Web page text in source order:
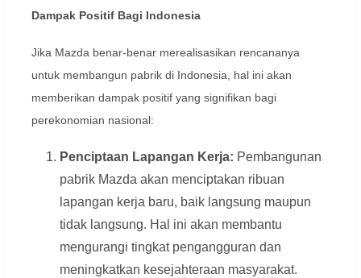
Dampak Positif Bagi Indonesia
Jika Mazda benar-benar merealisasikan rencananya
untuk membangun pabrik di Indonesia, hal ini akan
memberikan dampak positif yang signifikan bagi
perekonomian nasional:
Penciptaan Lapangan Kerja: Pembangunan
pabrik Mazda akan menciptakan ribuan
lapangan kerja baru, baik langsung maupun
tidak langsung. Hal ini akan membantu
mengurangi tingkat pengangguran dan
meningkatkan kesejahteraan masyarakat.